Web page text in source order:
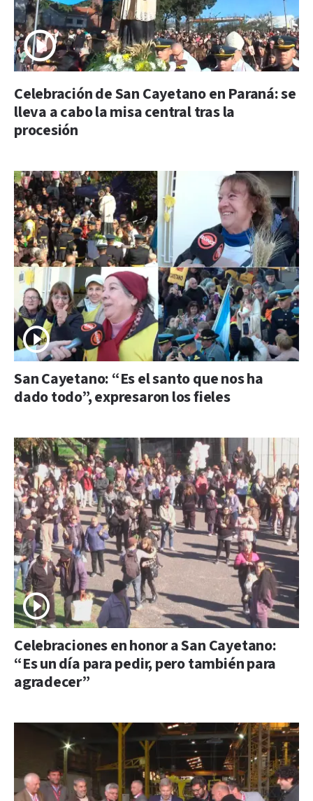
Celebración de San Cayetano en Paraná: se
lleva a cabo la misa central tras la
procesión
San Cayetano: “Es el santo que nos ha
dado todo”, expresaron los fieles
Celebraciones en honor a San Cayetano:
“Es un día para pedir, pero también para
agradecer”